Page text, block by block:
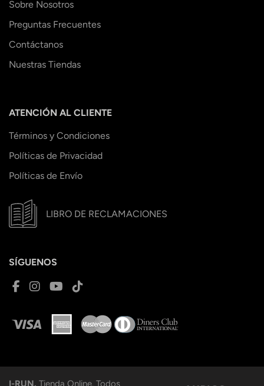
Sobre Nosotros
Preguntas Frecuentes
Contáctanos
Nuestras Tiendas
ATENCIÓN AL CLIENTE
Términos y Condiciones
Políticas de Privacidad
Políticas de Envío
LIBRO DE RECLAMACIONES
SÍGUENOS
I-RUN. Tienda Online. Todos